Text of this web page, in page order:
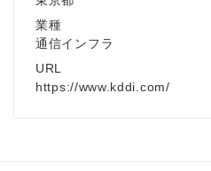
業種
通信インフラ
URL
https://www.kddi.com/